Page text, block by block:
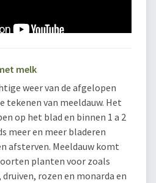
melk
weer van de afgelopen
tekenen van meeldauw. Het
op het blad en binnen 1 a 2
meer en meer bladeren
afsterven. Meeldauw komt
planten voor zoals
rozen en monarda en